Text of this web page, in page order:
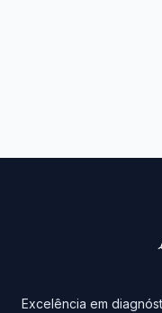
Excelência em